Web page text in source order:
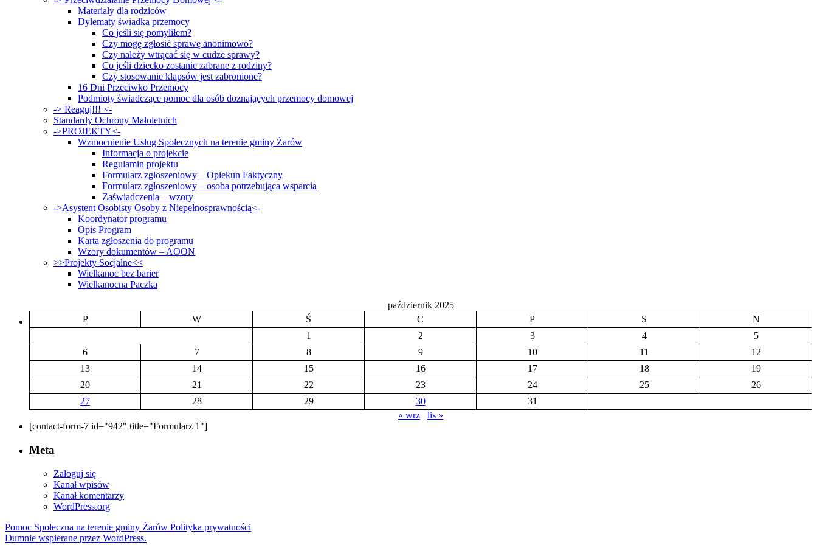
Materiały dla rodziców
Dylematy świadka przemocy
Co jeśli się pomyliłem?
Czy mogę zgłosić sprawę anonimowo?
Czy należy wtrącać się w cudze sprawy?
Co jeśli dziecko zostanie zabrane z rodziny?
Czy stosowanie klapsów jest zabronione?
16 Dni Przeciwko Przemocy
Podmioty świadczące pomoc dla osób doznających przemocy domowej
-> Reaguj!!! <-
Standardy Ochrony Małoletnich
->PROJEKTY<-
Wzmocnienie Usług Społecznych na terenie gminy Żarów
Informacja o projekcie
Regulamin projektu
Formularz zgłoszeniowy – Opiekun Faktyczny
Formularz zgłoszeniowy – osoba potrzebująca wsparcia
Zaświadczenia – wzory
->Asystent Osobisty Osoby z Niepełnosprawnością<-
Koordynator programu
Opis Program
Karta zgłoszenia do programu
Wzory dokumentów – AOON
>>Projekty Socjalne<<
Wielkanoc bez barier
Wielkanocna Paczka
październik 2025
P
W Ś C P S
N
1
2 3 4
5
6
7 8 9 10 11
12
13
14 15 16 17 18
19
20
21 22 23 24 25
26
27
28 29 30
31
« wrz
lis »
[contact-form-7 id="942" title="Formularz 1"]
Meta
Zaloguj się
Kanał wpisów
Kanał komentarzy
WordPress.org
Pomoc Społeczna na terenie gminy Żarów Polityka prywatności
Dumnie wspierane przez WordPress.